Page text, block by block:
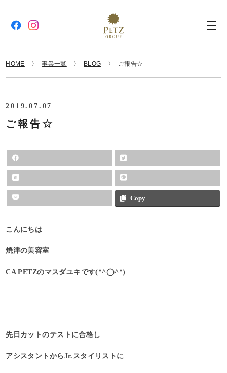
HOME 事業一覧 BLOG ご報告☆
2019.07.07
ご報告☆
Copy
こんにちは
焼津の美容室
CA PETZのマスダユキです(*^◯^*)
先日カットのテストに合格し
アシスタントからJr.スタイリストに